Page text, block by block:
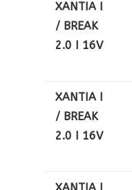
XANTIA I
/ BREAK
2.0 I 16V
XANTIA I
/ BREAK
2.0 I 16V